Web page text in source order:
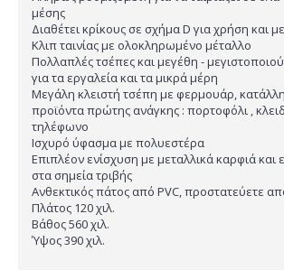
μέσης
Διαθέτει κρίκους σε σχήμα D για χρήση και
Κλιπ ταινίας με ολοκληρωμένο μέταλλο
Πολλαπλές τσέπες και μεγέθη -
για τα εργαλεία και τα μικρά μέρη
Μεγάλη κλειστή τσέπη με φερμουάρ,
προϊόντα πρώτης ανάγκης : πορτοφόλι ,
τηλέφωνο
Ισχυρό ύφασμα με πολυεστέρα
Επιπλέον ενίσχυση με μεταλλικά καρφιά και
στα σημεία τριβής
Ανθεκτικός πάτος από PVC, προστατεύετε
Πλάτος 120 χιλ.
Βάθος 560 χιλ.
Ύψος 390 χιλ.